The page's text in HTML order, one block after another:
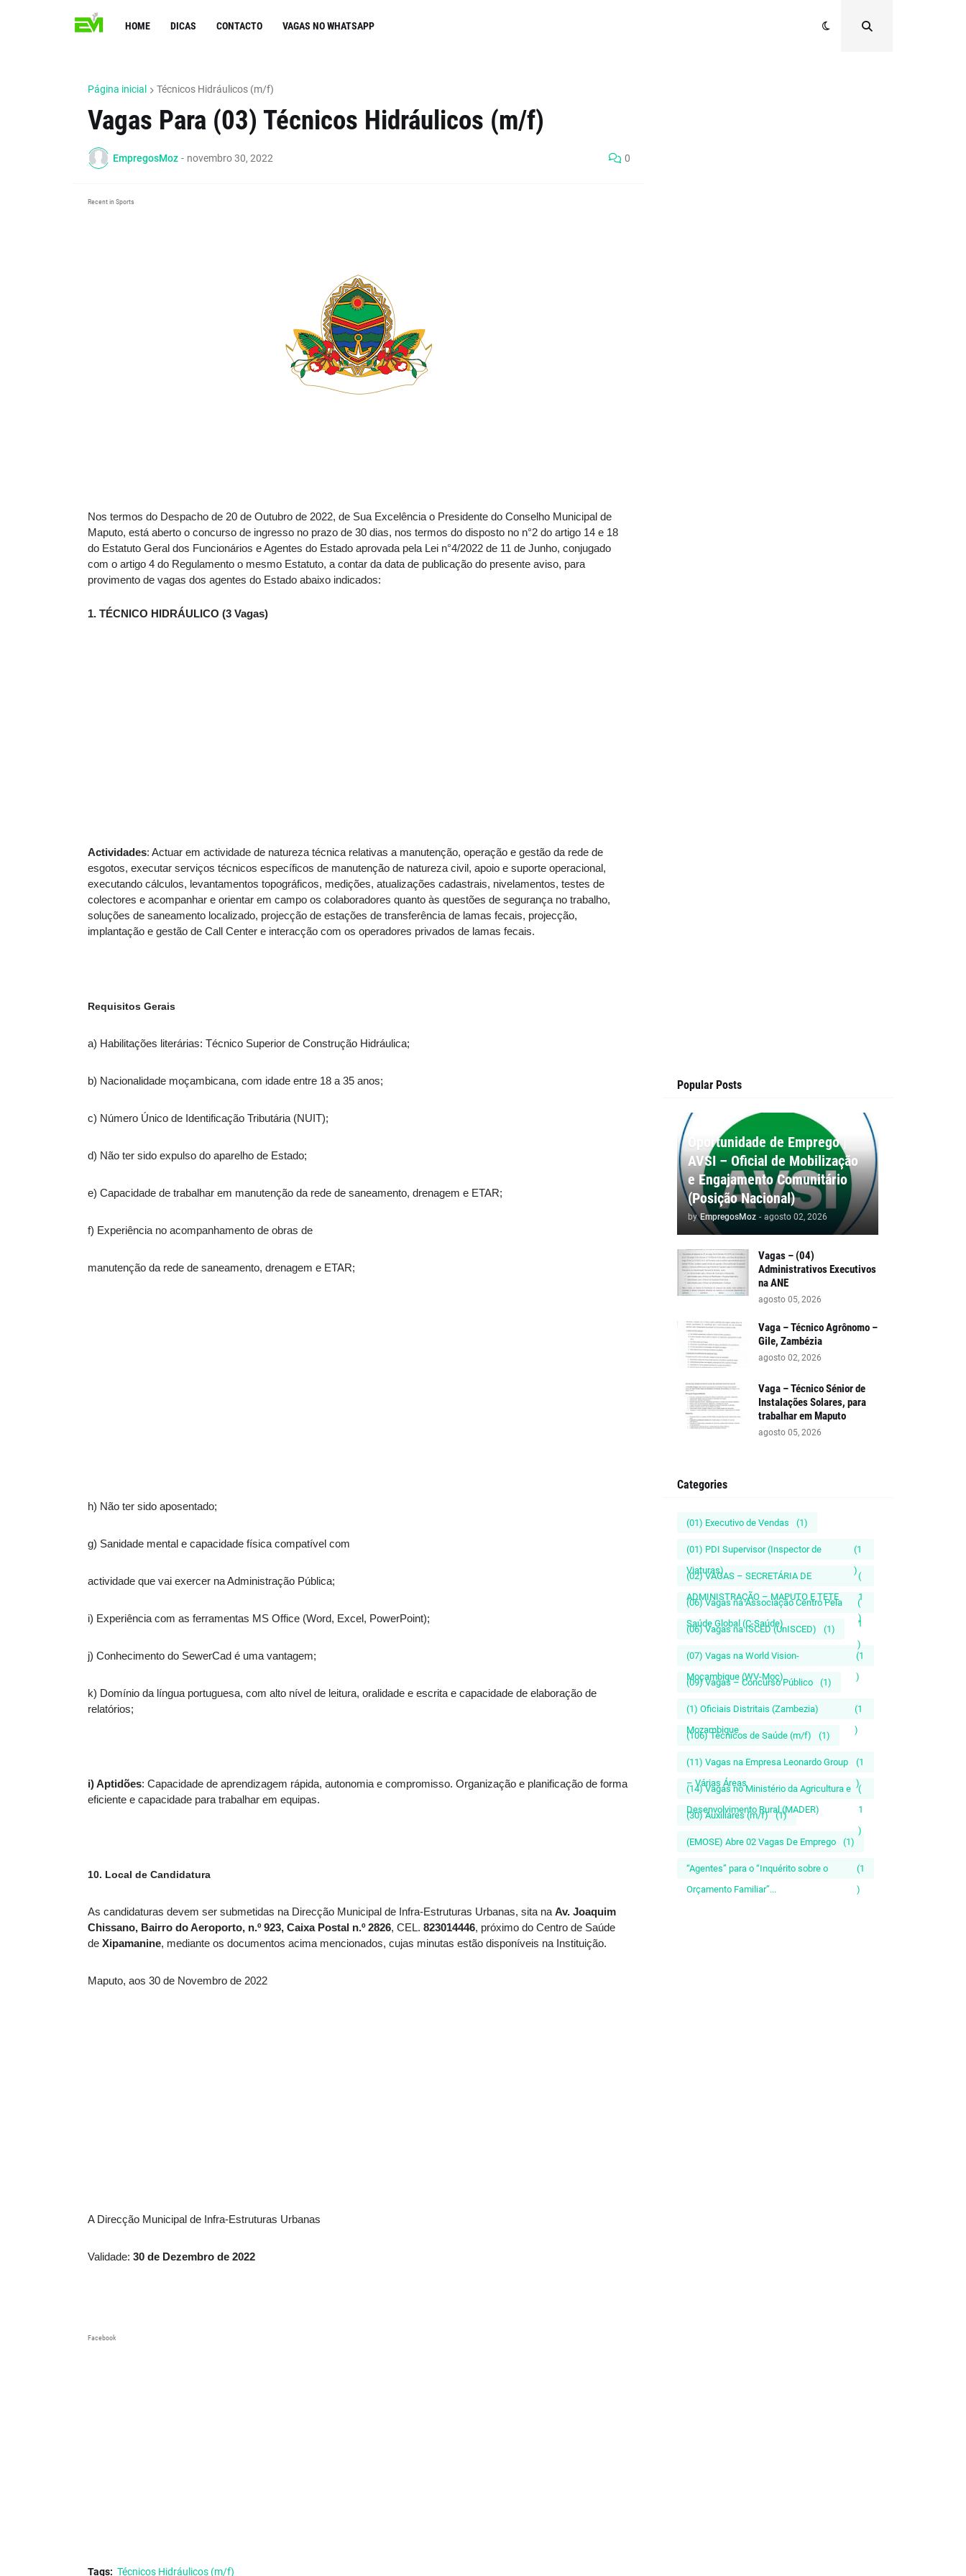
HOME DICAS CONTACTO VAGAS NO WHATSAPP
Página inicial Técnicos Hidráulicos (m/f)
Vagas Para (03) Técnicos Hidráulicos (m/f)
EmpregosMoz - novembro 30, 2022 0
Recent in Sports
Nos termos do Despacho de 20 de Outubro de 2022, de Sua Excelência o Presidente do Conselho Municipal de
Maputo, está aberto o concurso de ingresso no prazo de 30 dias, nos termos do disposto no n°2 do artigo 14 e 18
do Estatuto Geral dos Funcionários e Agentes do Estado aprovada pela Lei n°4/2022 de 11 de Junho, conjugado
com o artigo 4 do Regulamento o mesmo Estatuto, a contar da data de publicação do presente aviso, para
provimento de vagas dos agentes do Estado abaixo indicados:
1. TÉCNICO HIDRÁULICO (3 Vagas)
Actividades: Actuar em actividade de natureza técnica relativas a manutenção, operação e gestão da rede de
esgotos, executar serviços técnicos específicos de manutenção de natureza civil, apoio e suporte operacional,
executando cálculos, levantamentos topográficos, medições, atualizações cadastrais, nivelamentos, testes de
colectores e acompanhar e orientar em campo os colaboradores quanto às questões de segurança no trabalho,
soluções de saneamento localizado, projecção de estações de transferência de lamas fecais, projecção,
implantação e gestão de Call Center e interacção com os operadores privados de lamas fecais.
Requisitos Gerais
a) Habilitações literárias: Técnico Superior de Construção Hidráulica;
b) Nacionalidade moçambicana, com idade entre 18 a 35 anos;
c) Número Único de Identificação Tributária (NUIT);
d) Não ter sido expulso do aparelho de Estado;
e) Capacidade de trabalhar em manutenção da rede de saneamento, drenagem e ETAR;
f) Experiência no acompanhamento de obras de
manutenção da rede de saneamento, drenagem e ETAR;
h) Não ter sido aposentado;
g) Sanidade mental e capacidade física compatível com
actividade que vai exercer na Administração Pública;
i) Experiência com as ferramentas MS Office (Word, Excel, PowerPoint);
j) Conhecimento do SewerCad é uma vantagem;
k) Domínio da língua portuguesa, com alto nível de leitura, oralidade e escrita e capacidade de elaboração de
relatórios;
i) Aptidões: Capacidade de aprendizagem rápida, autonomia e compromisso. Organização e planificação de forma
eficiente e capacidade para trabalhar em equipas.
10. Local de Candidatura
As candidaturas devem ser submetidas na Direcção Municipal de Infra-Estruturas Urbanas, sita na Av. Joaquim
Chissano, Bairro do Aeroporto, n.º 923, Caixa Postal n.º 2826, CEL. 823014446, próximo do Centro de Saúde
de Xipamanine, mediante os documentos acima mencionados, cujas minutas estão disponíveis na Instituição.
Maputo, aos 30 de Novembro de 2022
A Direcção Municipal de Infra-Estruturas Urbanas
Validade: 30 de Dezembro de 2022
Facebook
Tags: Técnicos Hidráulicos (m/f)
Popular Posts
Oportunidade de Emprego |
AVSI – Oficial de Mobilização
e Engajamento Comunitário
(Posição Nacional)
by EmpregosMoz - agosto 02, 2026
Vagas – (04)
Administrativos Executivos
na ANE
agosto 05, 2026
Vaga – Técnico Agrônomo –
Gile, Zambézia
agosto 02, 2026
Vaga – Técnico Sénior de
Instalações Solares, para
trabalhar em Maputo
agosto 05, 2026
Categories
(01) Executivo de Vendas (1)
(01) PDI Supervisor (Inspector de
Viaturas)
(1
)
(02) VAGAS – SECRETÁRIA DE
ADMINISTRAÇÃO – MAPUTO E TETE
(
1
)
(06) Vagas na Associação Centro Pela
Saúde Global (C-Saúde)
(
1
)
(06) Vagas na ISCED (UnISCED) (1)
(07) Vagas na World Vision-
Moçambique (WV-Moç)
(1
)
(09) Vagas – Concurso Público (1)
(1) Oficiais Distritais (Zambezia)
Mozambique
(1
)
(106) Técnicos de Saúde (m/f) (1)
(11) Vagas na Empresa Leonardo Group
– Várias Áreas
(1
)
(14) Vagas no Ministério da Agricultura e
Desenvolvimento Rural (MADER)
(
1
)
(30) Auxiliares (m/f) (1)
(EMOSE) Abre 02 Vagas De Emprego (1)
“Agentes” para o “Inquérito sobre o
Orçamento Familiar”...
(1
)